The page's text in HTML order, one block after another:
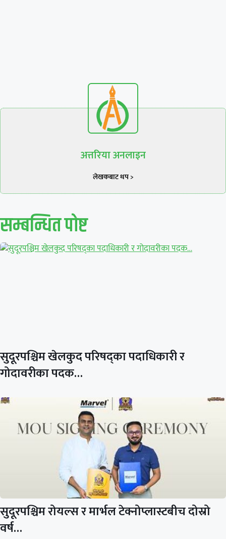
अत्तरिया अनलाइन
लेखकबाट थप >
सम्बन्धित पाेष्ट
सुदूरपश्चिम खेलकुद परिषद्का पदाधिकारी र
गोदावरीका पदक…
सुदूरपश्चिम रोयल्स र मार्भल टेक्नोप्लास्टबीच दोस्रो
वर्ष…